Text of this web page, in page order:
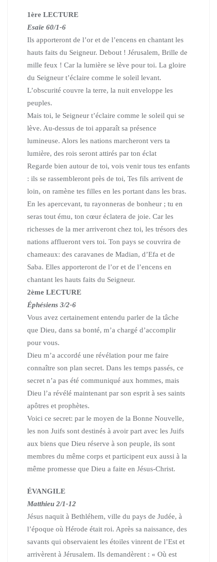
1ère LECTURE
Esaïe 60/1-6
Ils apporteront de l’or et de l’encens en chantant les
hauts faits du Seigneur. Debout ! Jérusalem, Brille de
mille feux ! Car la lumière se lève pour toi. La gloire
du Seigneur t’éclaire comme le soleil levant.
L’obscurité couvre la terre, la nuit enveloppe les
peuples.
Mais toi, le Seigneur t’éclaire comme le soleil qui se
lève. Au-dessus de toi apparaît sa présence
lumineuse. Alors les nations marcheront vers ta
lumière, des rois seront attirés par ton éclat
Regarde bien autour de toi, vois venir tous tes enfants
: ils se rassembleront près de toi, Tes fils arrivent de
loin, on ramène tes filles en les portant dans les bras.
En les apercevant, tu rayonneras de bonheur ; tu en
seras tout ému, ton cœur éclatera de joie. Car les
richesses de la mer arriveront chez toi, les trésors des
nations afflueront vers toi. Ton pays se couvrira de
chameaux: des caravanes de Madian, d’Efa et de
Saba. Elles apporteront de l’or et de l’encens en
chantant les hauts faits du Seigneur.
2ème LECTURE
Éphésiens 3/2-6
Vous avez certainement entendu parler de la tâche
que Dieu, dans sa bonté, m’a chargé d’accomplir
pour vous.
Dieu m’a accordé une révélation pour me faire
connaître son plan secret. Dans les temps passés, ce
secret n’a pas été communiqué aux hommes, mais
Dieu l’a révélé maintenant par son esprit à ses saints
apôtres et prophètes.
Voici ce secret: par le moyen de la Bonne Nouvelle,
les non Juifs sont destinés à avoir part avec les Juifs
aux biens que Dieu réserve à son peuple, ils sont
membres du même corps et participent eux aussi à la
même promesse que Dieu a faite en Jésus-Christ.
ÉVANGILE
Matthieu 2/1-12
Jésus naquit à Bethléhem, ville du pays de Judée, à
l’époque où Hérode était roi. Après sa naissance, des
savants qui observaient les étoiles vinrent de l’Est et
arrivèrent à Jérusalem. Ils demandèrent : « Où est